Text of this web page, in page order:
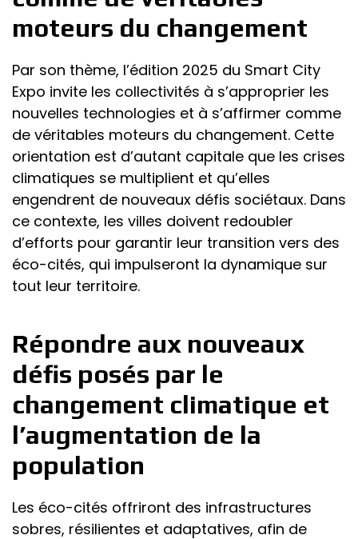
moteurs du changement
Par son thème, l’édition 2025 du Smart City
Expo invite les collectivités à s’approprier les
nouvelles technologies et à s’affirmer comme
de véritables moteurs du changement. Cette
orientation est d’autant capitale que les crises
climatiques se multiplient et qu’elles
engendrent de nouveaux défis sociétaux. Dans
ce contexte, les villes doivent redoubler
d’efforts pour garantir leur transition vers des
éco-cités, qui impulseront la dynamique sur
tout leur territoire.
Répondre aux nouveaux
défis posés par le
changement climatique et
l’augmentation de la
population
Les éco-cités offriront des infrastructures
sobres, résilientes et adaptatives, afin de